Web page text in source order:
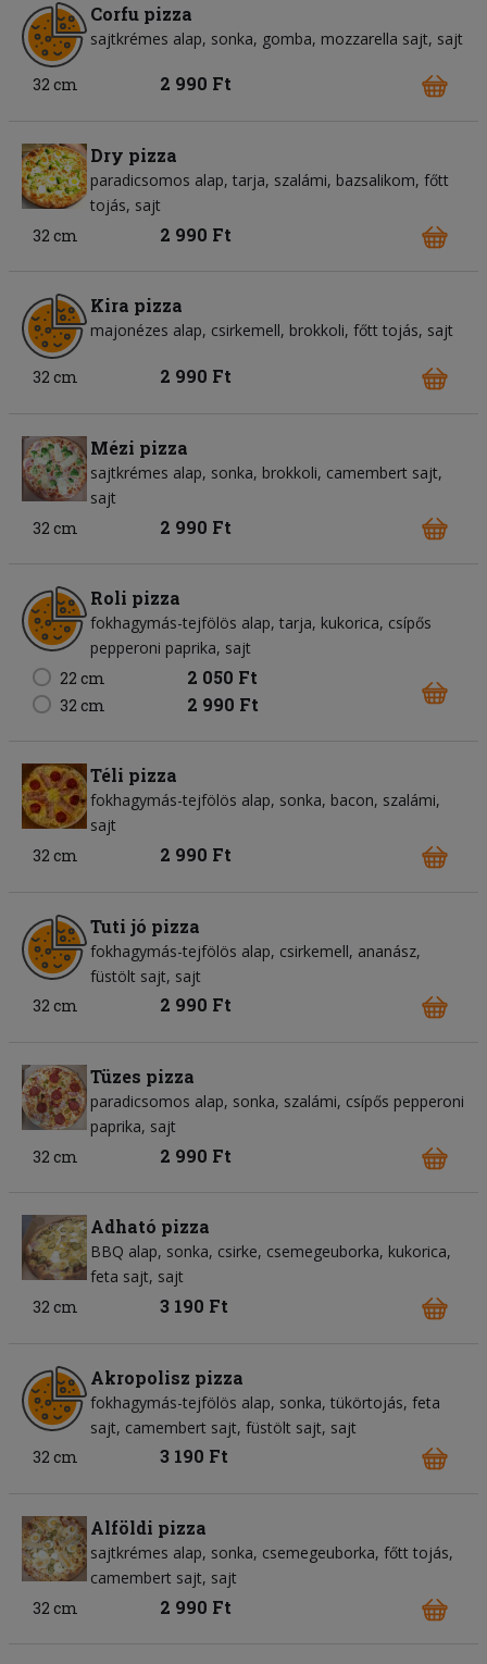
Corfu pizza
sajtkrémes alap sonka gomba mozzarella sajt sajt
32 cm 2 990 Ft
Dry pizza
paradicsomos alap tarja szalámi bazsalikom főtt
tojás sajt
32 cm
2 990 Ft
Kira pizza
majonézes alap csirkemell brokkoli főtt tojás sajt
32 cm 2 990 Ft
Mézi pizza
sajtkrémes alap sonka brokkoli camembert sajt
sajt
32 cm
2 990 Ft
Roli pizza
fokhagymás-tejfölös alap tarja kukorica csípős
pepperoni paprika sajt
22 cm
2 050 Ft
32 cm 2 990 Ft
Téli pizza
fokhagymás-tejfölös alap sonka bacon szalámi
sajt
32 cm
2 990 Ft
Tuti jó pizza
fokhagymás-tejfölös alap csirkemell ananász
füstölt sajt sajt
32 cm
2 990 Ft
Tüzes pizza
paradicsomos alap sonka szalámi csípős pepperoni
paprika sajt
32 cm
2 990 Ft
Adható pizza
BBQ alap sonka csirke csemegeuborka kukorica
feta sajt sajt
32 cm
3 190 Ft
Akropolisz pizza
fokhagymás-tejfölös alap sonka tükörtojás feta
sajt camembert sajt füstölt sajt sajt
32 cm
3 190 Ft
Alföldi pizza
sajtkrémes alap sonka csemegeuborka főtt tojás
camembert sajt sajt
32 cm
2 990 Ft